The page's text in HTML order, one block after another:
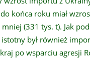
końca roku miał
(331 tys. t). Jak
był również
po wsparciu agresji